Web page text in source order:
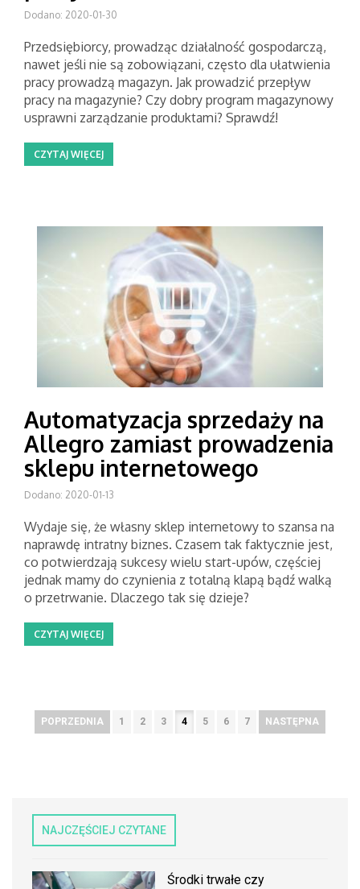
Dodano: 2020-01-30
Przedsiębiorcy, prowadząc działalność gospodarczą,
nawet jeśli nie są zobowiązani, często dla ułatwienia
pracy prowadzą magazyn. Jak prowadzić przepływ
pracy na magazynie? Czy dobry program magazynowy
usprawni zarządzanie produktami? Sprawdź!
CZYTAJ WIĘCEJ
Automatyzacja sprzedaży na
Allegro zamiast prowadzenia
sklepu internetowego
Dodano: 2020-01-13
Wydaje się, że własny sklep internetowy to szansa na
naprawdę intratny biznes. Czasem tak faktycznie jest,
co potwierdzają sukcesy wielu start-upów, częściej
jednak mamy do czynienia z totalną klapą bądź walką
o przetrwanie. Dlaczego tak się dzieje?
CZYTAJ WIĘCEJ
POPRZEDNIA 1 2 3 4 5 6 7 NASTĘPNA
NAJCZĘŚCIEJ CZYTANE
Środki trwałe czy